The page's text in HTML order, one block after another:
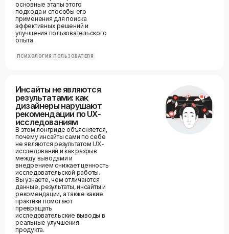
основные этапы этого
подхода и способы его
применения для поиска
эффективных решений и
улучшения пользовательского
опыта.
ПСИХОЛОГИЯ ПОЛЬЗОВАТЕЛЯ
Инсайты не являются
результатами: как
дизайнеры нарушают
рекомендации по UX-
исследованиям
В этом лонгриде объясняется,
почему инсайты сами по себе
не являются результатом UX-
исследований и как разрыв
между выводами и
внедрением снижает ценность
исследовательской работы.
Вы узнаете, чем отличаются
данные, результаты, инсайты и
рекомендации, а также какие
практики помогают
превращать
исследовательские выводы в
реальные улучшения
продукта.